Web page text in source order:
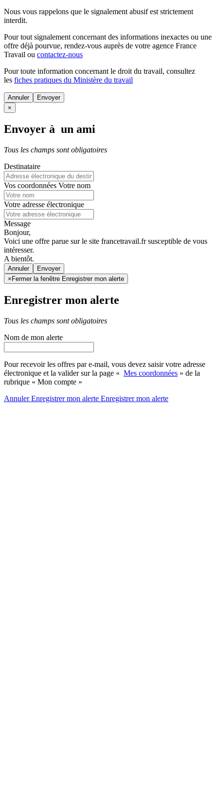
Nous vous rappelons que le signalement abusif est strictement
interdit.
Pour tout signalement concernant des informations inexactes ou une
offre déjà pourvue, rendez-vous auprès de votre agence France
Travail ou contactez-nous
Pour toute information concernant le droit du travail, consultez
les fiches pratiques du Ministère du travail
Annuler
×
Envoyer à un ami
Tous les champs sont obligatoires
Destinataire
Vos coordonnées Votre nom
Votre adresse électronique
Message
Bonjour,
Voici une offre parue sur le site francetravail.fr susceptible de vous
intéresser.
A bientôt.
Annuler
× Fermer la fenêtre Enregistrer mon alerte
Enregistrer mon alerte
Tous les champs sont obligatoires
Nom de mon alerte
Pour recevoir les offres par e-mail, vous devez saisir votre adresse
électronique et la valider sur la page « Mes coordonnées » de la
rubrique « Mon compte »
AnnulerEnregistrer mon alerte Enregistrermon alerte